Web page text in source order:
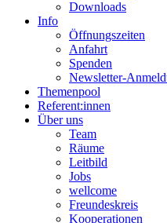
Downloads
Info
Öffnungszeiten
Anfahrt
Spenden
Newsletter-
Themenpool
Referent:innen
Über uns
Team
Räume
Leitbild
Jobs
wellcome
Freundeskreis
Kooperationen